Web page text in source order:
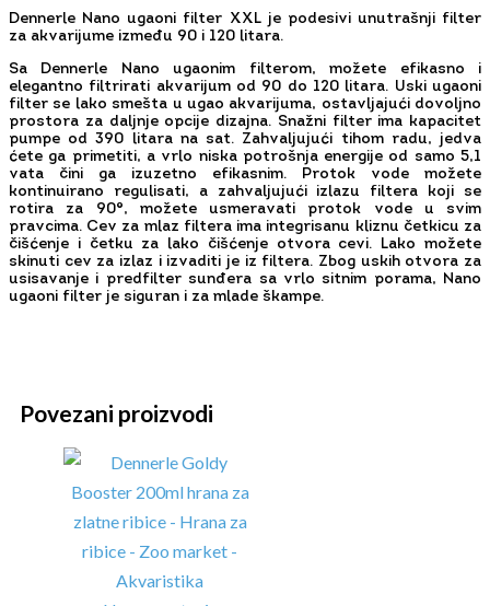
Dennerle Nano ugaoni filter XXL je podesivi unutrašnji filter
za akvarijume između 90 i 120 litara.
Sa Dennerle Nano ugaonim filterom, možete efikasno i
elegantno filtrirati akvarijum od 90 do 120 litara. Uski ugaoni
filter se lako smešta u ugao akvarijuma, ostavljajući dovoljno
prostora za daljnje opcije dizajna. Snažni filter ima kapacitet
pumpe od 390 litara na sat. Zahvaljujući tihom radu, jedva
ćete ga primetiti, a vrlo niska potrošnja energije od samo 5,1
vata čini ga izuzetno efikasnim. Protok vode možete
kontinuirano regulisati, a zahvaljujući izlazu filtera koji se
rotira za 90°, možete usmeravati protok vode u svim
pravcima. Cev za mlaz filtera ima integrisanu kliznu četkicu za
čišćenje i četku za lako čišćenje otvora cevi. Lako možete
skinuti cev za izlaz i izvaditi je iz filtera. Zbog uskih otvora za
usisavanje i predfilter sunđera sa vrlo sitnim porama, Nano
ugaoni filter je siguran i za mlade škampe.
Povezani proizvodi